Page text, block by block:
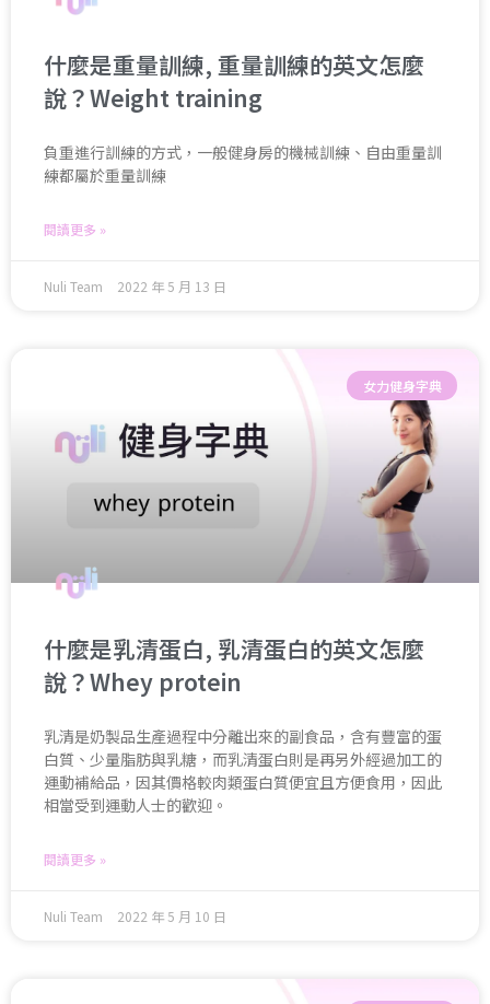
什麼是重量訓練, 重量訓練的英文怎麼
說？Weight training
負重進行訓練的方式，一般健身房的機械訓練、自由重量訓
練都屬於重量訓練
閱讀更多 »
Nuli Team 2022 年 5 月 13 日
女力健身字典
什麼是乳清蛋白, 乳清蛋白的英文怎麼
說？Whey protein
乳清是奶製品生產過程中分離出來的副食品，含有豐富的蛋
白質、少量脂肪與乳糖，而乳清蛋白則是再另外經過加工的
運動補給品，因其價格較肉類蛋白質便宜且方便食用，因此
相當受到運動人士的歡迎。
閱讀更多 »
Nuli Team 2022 年 5 月 10 日